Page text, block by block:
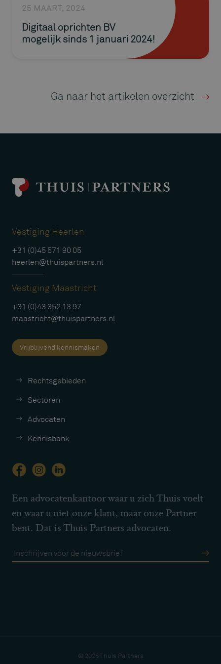
25 MAART, 2024
Digitaal oprichten BV
mogelijk sinds 1 januari 2024!
Ga naar het artikelen overzicht
Vestiging Heerlen
+31 (0)45 571 90 05
heerlen@thuispartners.nl
Vestiging Maastricht
+31 (0)43 352 13 97
maastricht@thuispartners.nl
Vrijblijvend kennismaken
Rechtsgebieden
Sectoren
Advocaten
Kennisbank
Een advocatenkantoor waar u zich Thuis voelt
en waar u niet onze klant, maar onze Partner
bent. Dat is Thuis Partners advocaten.
© 2026 Thuis Partners